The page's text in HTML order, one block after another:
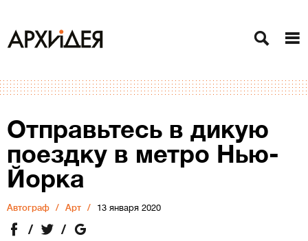
Отправьтесь в дикую
поездку в метро Нью-
Йорка
Автограф Арт 13 января 2020